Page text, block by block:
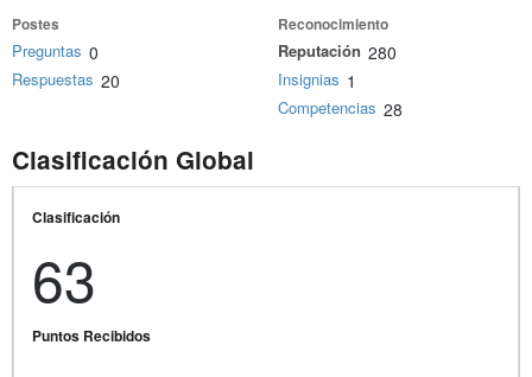
Postes
Preguntas 0
Respuestas 20
Reconocimiento
Reputación 280
Insignias 1
Competencias 28
Clasificación Global
Clasificación
63
Puntos Recibidos